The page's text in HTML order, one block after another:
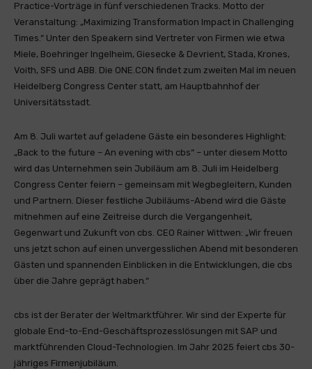
Practice-Vorträge in fünf verschiedenen Tracks. Motto der
Veranstaltung: „Maximizing Transformation Impact in Challenging
Times.“ Unter den Speakern sind Vertreter von Firmen wie etwa
Miele, Boehringer Ingelheim, Giesecke & Devrient, Stada, Krones,
Voith, SFS und ABB. Die ONE.CON findet zum zweiten Mal im neuen
Heidelberg Congress Center statt, am Hauptbahnhof der
Universitätsstadt.
Am 8. Juli wartet auf geladene Gäste ein besonderes Highlight:
„Back to the future – An evening with cbs“ – unter diesem Motto
wird das Unternehmen sein Jubiläum am 8. Juli im Heidelberg
Congress Center feiern – gemeinsam mit Wegbegleitern, Kunden
und Partnern. Dieser festliche Jubiläums-Abend wird die Gäste
mitnehmen auf eine Zeitreise durch die Vergangenheit,
Gegenwart und Zukunft von cbs. CEO Rainer Wittwen: „Wir freuen
uns jetzt schon auf einen unvergesslichen Abend mit besonderen
Gästen und spannenden Einblicken in die Entwicklungen, die cbs
über die Jahre geprägt haben.“
cbs ist der Berater der Weltmarktführer. Wir sind der Experte für
globale End-to-End-Geschäftsprozesslösungen mit SAP und
marktführenden Cloud-Technologien. Im Jahr 2025 feiert cbs 30-
jähriges Firmenjubiläum.